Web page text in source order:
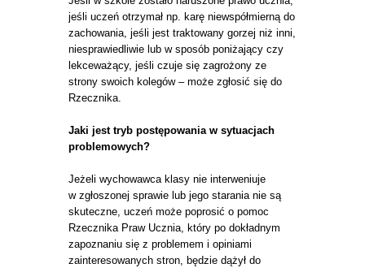
jeśli uczeń otrzymał np. karę niewspółmierną do
zachowania, jeśli jest traktowany gorzej niż inni,
niesprawiedliwie lub w sposób poniżający czy
lekceważący, jeśli czuje się zagrożony ze
strony swoich kolegów – może zgłosić się do
Rzecznika.
Jaki jest tryb postępowania w sytuacjach
problemowych?
Jeżeli wychowawca klasy nie interweniuje
w zgłoszonej sprawie lub jego starania nie są
skuteczne, uczeń może poprosić o pomoc
Rzecznika Praw Ucznia, który po dokładnym
zapoznaniu się z problemem i opiniami
zainteresowanych stron, będzie dążył do